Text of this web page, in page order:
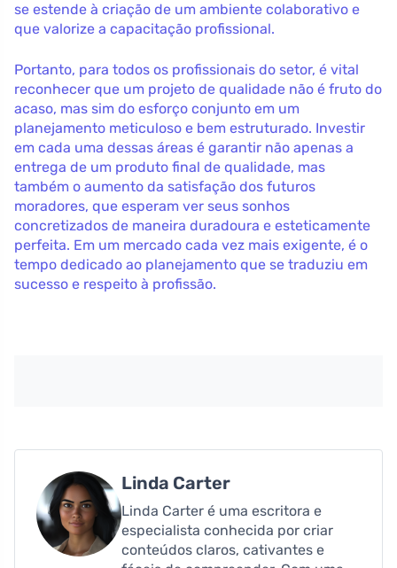
se estende à criação de um ambiente colaborativo e
que valorize a capacitação profissional.
Portanto, para todos os profissionais do setor, é vital
reconhecer que um projeto de qualidade não é fruto do
acaso, mas sim do esforço conjunto em um
planejamento meticuloso e bem estruturado. Investir
em cada uma dessas áreas é garantir não apenas a
entrega de um produto final de qualidade, mas
também o aumento da satisfação dos futuros
moradores, que esperam ver seus sonhos
concretizados de maneira duradoura e esteticamente
perfeita. Em um mercado cada vez mais exigente, é o
tempo dedicado ao planejamento que se traduziu em
sucesso e respeito à profissão.
Linda Carter
Linda Carter é uma escritora e
especialista conhecida por criar
conteúdos claros, cativantes e